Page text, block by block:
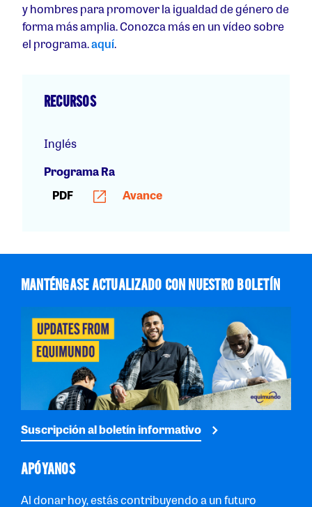
y hombres para promover la igualdad de género de
forma más amplia. Conozca más en un vídeo sobre
el programa.aquí.
RECURSOS
Inglés
Programa Ra
PDF
Avance
MANTÉNGASE ACTUALIZADO CON NUESTRO BOLETÍN
Suscripción al boletín informativo
APÓYANOS
Al donar hoy, estás contribuyendo a un futuro